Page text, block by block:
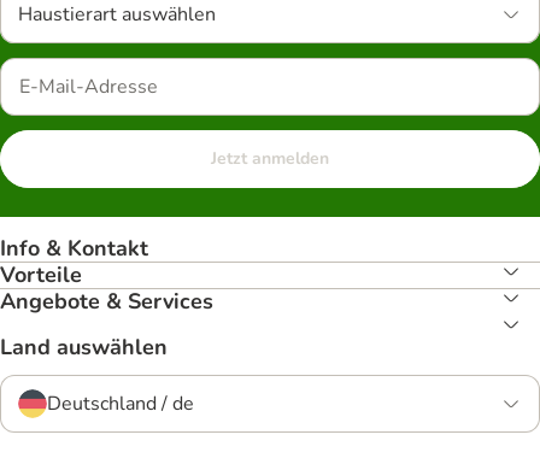
Haustierart auswählen
Jetzt anmelden
Info & Kontakt
Vorteile
Angebote & Services
Land auswählen
Deutschland / de